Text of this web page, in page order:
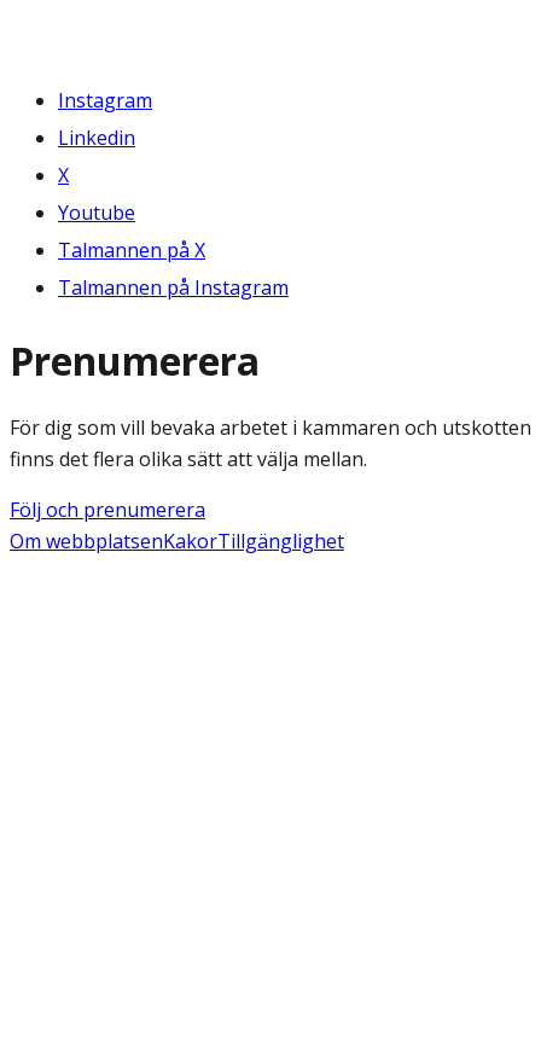
Instagram
Linkedin
X
Youtube
Talmannen på X
Talmannen på Instagram
Prenumerera
För dig som vill bevaka arbetet i kammaren och utskotten
finns det flera olika sätt att välja mellan.
Följ och prenumerera
Om webbplatsenKakorTillgänglighet